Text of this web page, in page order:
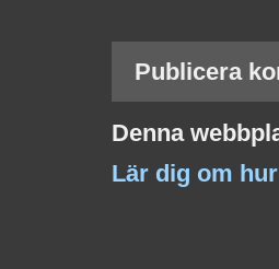
Denna
Lär dig om